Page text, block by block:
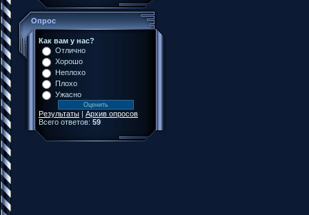
Опрос
Как вам у нас?
Отлично
Хорошо
Неплохо
Плохо
Ужасно
Результаты | Архив опросов
Всего ответов: 59